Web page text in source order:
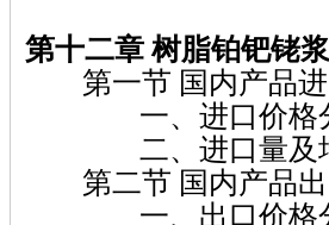
第十二章 树脂铂钯铑浆
第一节 国内产品进
一、进口价格
二、进口量及增
第二节 国内产品出
一、出口价格